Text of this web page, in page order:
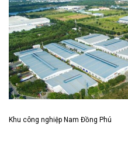
Khu công nghiệp Nam Đồng Phú